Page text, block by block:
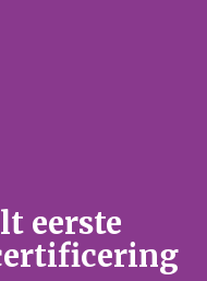
eerste